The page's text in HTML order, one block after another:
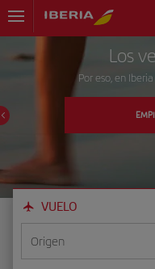
Los
Por eso, en
VUELO
Origen